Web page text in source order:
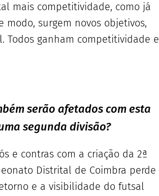
mais competitividade, como já
surgem novos objetivos,
Todos ganham competitividade e
serão afetados com esta
segunda divisão?
e contras com a criação da 2ª
Distrital de Coimbra perde
e a visibilidade do futsal